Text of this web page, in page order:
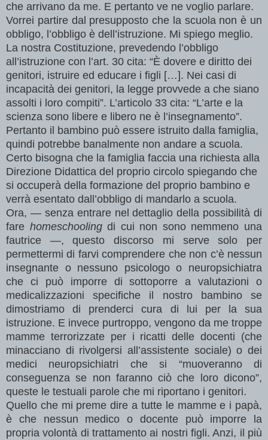
che arrivano da me. E pertanto ve ne voglio parlare.
Vorrei partire dal presupposto che la scuola non è un
obbligo, l’obbligo è dell’istruzione. Mi spiego meglio.
La nostra Costituzione, prevedendo l’obbligo
all’istruzione con l’art. 30 cita: “È dovere e diritto dei
genitori, istruire ed educare i figli […]. Nei casi di
incapacità dei genitori, la legge provvede a che siano
assolti i loro compiti”. L’articolo 33 cita: “L’arte e la
scienza sono libere e libero ne è l’insegnamento”.
Pertanto il bambino può essere istruito dalla famiglia,
quindi potrebbe banalmente non andare a scuola.
Certo bisogna che la famiglia faccia una richiesta alla
Direzione Didattica del proprio circolo spiegando che
si occuperà della formazione del proprio bambino e
verrà esentato dall’obbligo di mandarlo a scuola.
Ora, — senza entrare nel dettaglio della possibilità di
fare homeschoolingdi cui non sono nemmeno una
fautrice —, questo discorso mi serve solo per
permettermi di farvi comprendere che non c’è nessun
insegnante o nessuno psicologo o neuropsichiatra
che ci può imporre di sottoporre a valutazioni o
medicalizzazioni specifiche il nostro bambino se
dimostriamo di prenderci cura di lui per la sua
istruzione. E invece purtroppo, vengono da me troppe
mamme terrorizzate per i ricatti delle docenti (che
minacciano di rivolgersi all’assistente sociale) o dei
medici neuropsichiatri che si “muoveranno di
conseguenza se non faranno ciò che loro dicono”,
queste le testuali parole che mi riportano i genitori.
Quello che mi preme dire a tutte le mamme e i papà,
è che nessun medico o docente può imporre la
propria volontà di trattamento ai nostri figli. Anzi, il più